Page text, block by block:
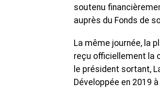
soutenu
auprès du Fonds de
La même journée, la
reçu officiellement la
le président sortant,
Développée en 2019